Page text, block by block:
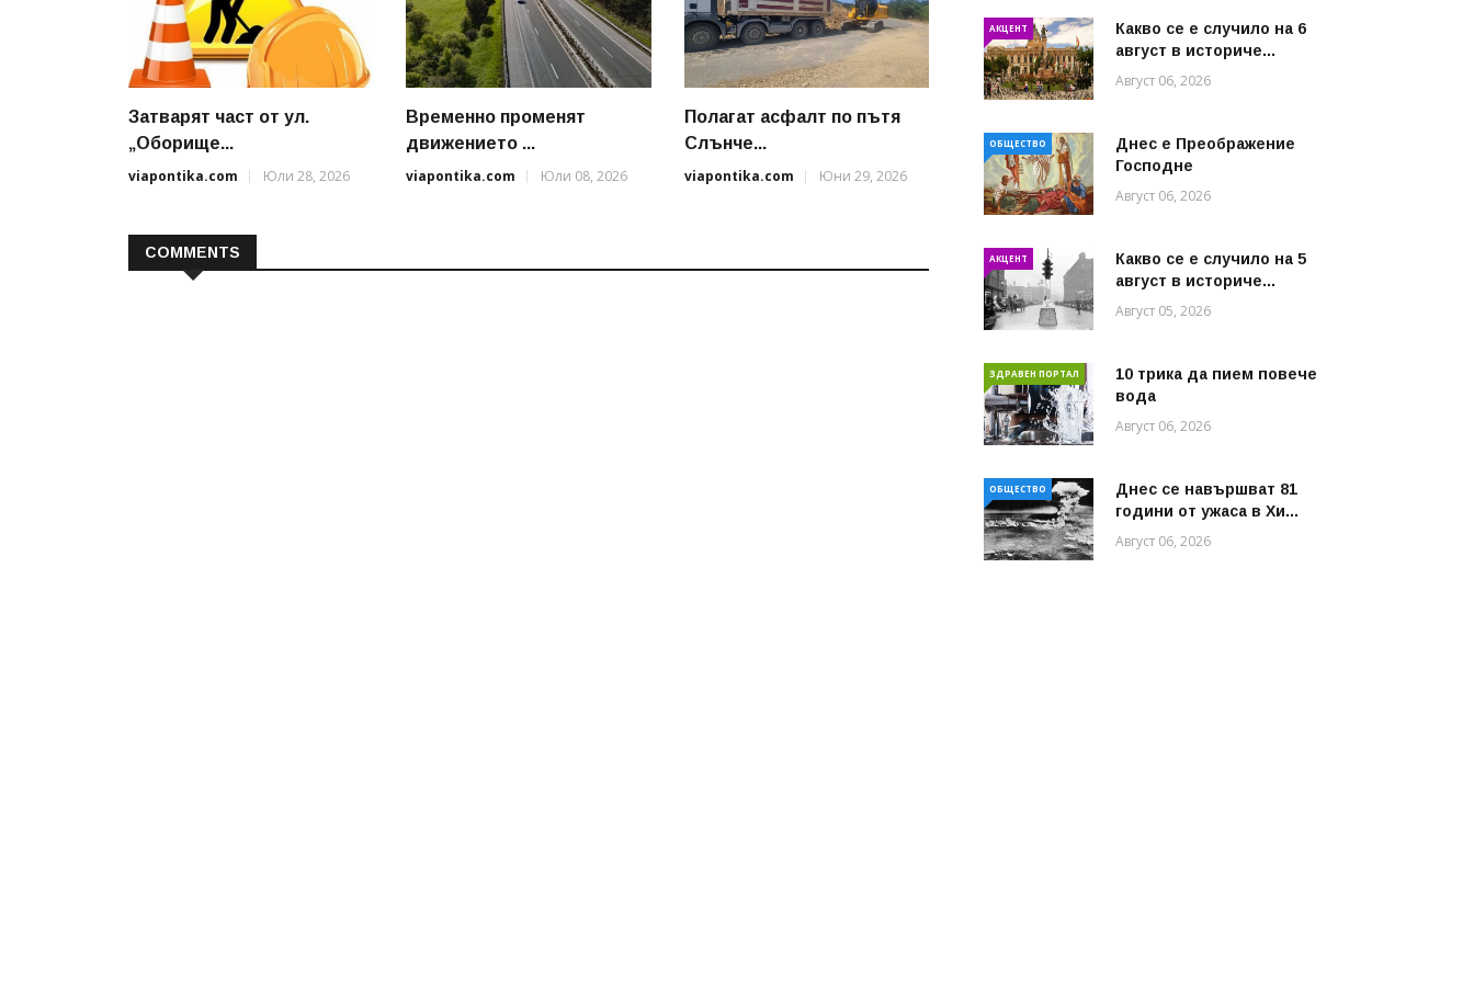
Затварят част от ул.
„Оборище...
viapontika.com
Юли 28, 2026
Временно променят
движението ...
viapontika.com
Юли 08, 2026
Полагат асфалт по пътя
Слънче...
viapontika.com
Юни 29, 2026
COMMENTS
АКЦЕНТ
Какво се е случило на 6
август в историче...
Август 06, 2026
ОБЩЕСТВО
Днес е Преображение
Господне
Август 06, 2026
АКЦЕНТ
Какво се е случило на 5
август в историче...
Август 05, 2026
ЗДРАВЕН ПОРТАЛ
10 трика да пием повече
вода
Август 06, 2026
ОБЩЕСТВО
Днес се навършват 81
години от ужаса в Хи...
Август 06, 2026